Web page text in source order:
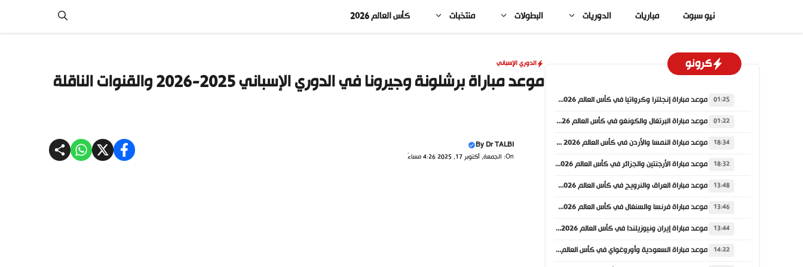
المحتوى
نيو سبوت مباريات الدوريات البطولات منتخبات كأس العالم 2026
الدوري الإسباني
موعد مباراة برشلونة وجيرونا في الدوري الإسباني 2025-2026 والقنوات الناقلة
ByDr TALBI
On: الجمعة, أكتوبر 17, 2025 4:26 مساءً
كرونو
01:25 موعد مباراة إنجلترا وكرواتيا في كأس العالم 2026 والقنوات الناقلة
01:22 موعد مباراة البرتغال والكونغو في كأس العالم 2026 والقنوات الناقلة
18:34 موعد مباراة النمسا والأردن في كأس العالم 2026 والقنوات الناقلة
18:32 موعد مباراة الأرجنتين والجزائر في كأس العالم 2026 والقنوات الناقلة
13:48 موعد مباراة العراق والنرويج في كأس العالم 2026 والقنوات الناقلة
13:46 موعد مباراة فرنسا والسنغال في كأس العالم 2026 والقنوات الناقلة
13:44 موعد مباراة إيران ونيوزيلندا في كأس العالم 2026 والقنوات الناقلة
14:22 موعد مباراة السعودية وأوروغواي في كأس العالم 2026 والقنوات الناقلة